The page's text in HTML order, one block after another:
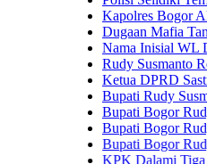
Kapolres Bogor AKBP
Dugaan Mafia Tanah
Nama Inisial WL Disebut
Rudy Susmanto
Ketua DPRD Sastra
Bupati Rudy Susmanto
Bupati Bogor Rudy
Bupati Bogor Rudy
Bupati Bogor Rudy
KPK Dalami Tiga